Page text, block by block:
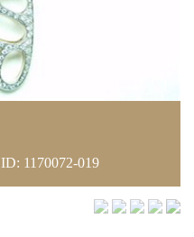
ID: 1170072-019